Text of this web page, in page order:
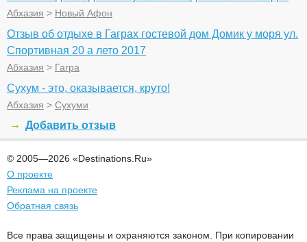
Абхазия > Новый Афон
Отзыв об отдыхе в Гаграх гостевой дом Домик у моря ул.
Спортивная 20 а лето 2017
Абхазия > Гагра
Сухум - это, оказывается, круто!
Абхазия > Сухуми
Добавить отзыв
© 2005—2026 «Destinations.Ru»
О проекте
Реклама на проекте
Обратная связь
Все права защищены и охраняются законом. При копировании